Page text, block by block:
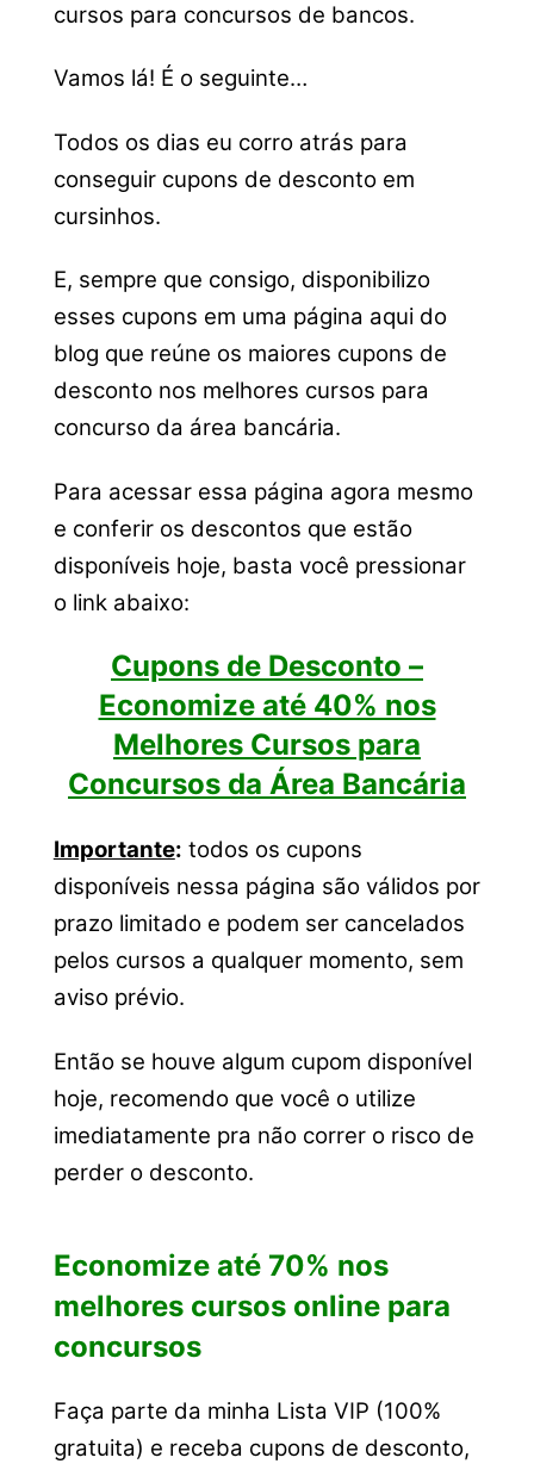
cursos para concursos de bancos.
Vamos lá! É o seguinte…
Todos os dias eu corro atrás para
conseguir cupons de desconto em
cursinhos.
E, sempre que consigo, disponibilizo
esses cupons em uma página aqui do
blog que reúne os maiores cupons de
desconto nos melhores cursos para
concurso da área bancária.
Para acessar essa página agora mesmo
e conferir os descontos que estão
disponíveis hoje, basta você pressionar
o link abaixo:
Cupons de Desconto –
Economize até 40% nos
Melhores Cursos para
Concursos da Área Bancária
Importante: todos os cupons
disponíveis nessa página são válidos por
prazo limitado e podem ser cancelados
pelos cursos a qualquer momento, sem
aviso prévio.
Então se houve algum cupom disponível
hoje, recomendo que você o utilize
imediatamente pra não correr o risco de
perder o desconto.
Economize até 70% nos
melhores cursos online para
concursos
Faça parte da minha Lista VIP (100%
gratuita) e receba cupons de desconto,